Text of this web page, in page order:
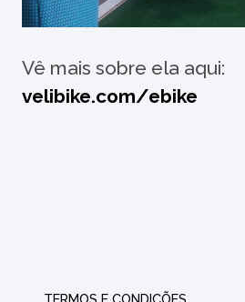
Vê mais sobre ela aqui:
velibike.com/ebike
TERMOS E CONDIÇÕES